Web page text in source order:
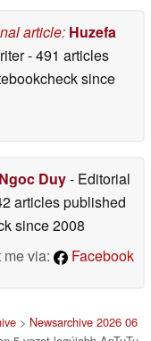
article: Huzefa
- 491 articles
since
Duy- Editorial
articles published
since 2008
via:
Facebook
> Newsarchive 2026 06